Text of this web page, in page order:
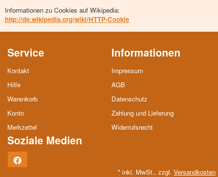
Informationen zu Cookies auf Wikipedia:
http://de.wikipedia.org/wiki/HTTP-Cookie
Service
Kontakt
Hilfe
Warenkorb
Konto
Merkzettel
Informationen
Impressum
AGB
Datenschutz
Zahlung und Lieferung
Widerrufsrecht
Soziale Medien
Facebook
* inkl. MwSt., zzgl. Versandkosten